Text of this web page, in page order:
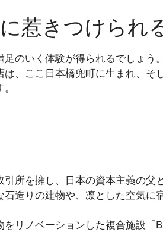
惹きつけられ
のいく体験が得られるでしょう
、ここ日本橋兜町に生まれ、そ
所を擁し、日本の資本主義の父
造りの建物や、凛とした空気に
リノベーションした複合施設「